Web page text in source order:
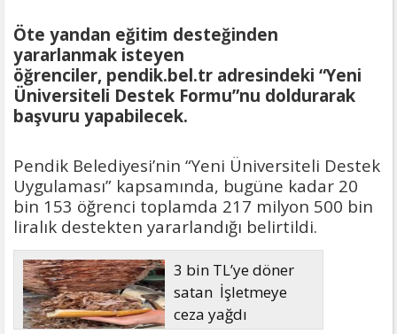
Öte yandan eğitim desteğinden
yararlanmak isteyen
öğrenciler, pendik.bel.tr adresindeki “Yeni
Üniversiteli Destek Formu”nu doldurarak
başvuru yapabilecek.
Pendik Belediyesi’nin “Yeni Üniversiteli Destek
Uygulaması” kapsamında, bugüne kadar 20
bin 153 öğrenci toplamda 217 milyon 500 bin
liralık destekten yararlandığı belirtildi.
3 bin TL’ye döner
satan İşletmeye
ceza yağdı